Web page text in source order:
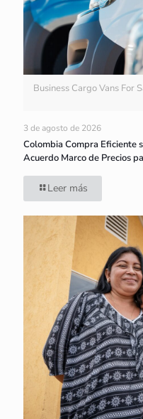
Business Cargo Vans For
3 de agosto de 2026
Colombia Compra Eficiente
Acuerdo Marco de Precios
Leer más